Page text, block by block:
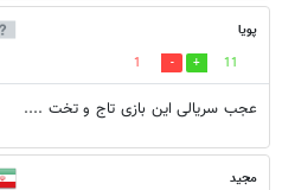
پویا
11
1
عجب سریالی این بازی تاج و تخت ....
مجید